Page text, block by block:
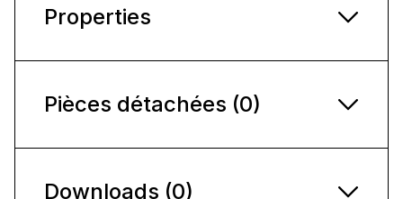
Properties
Pièces détachées (0)
Downloads (0)